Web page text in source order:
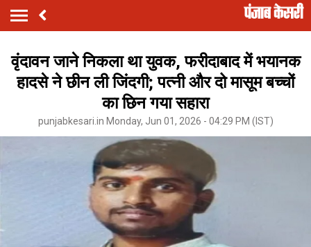
वृंदावन जाने निकला था युवक, फरीदाबाद में भयानक
हादसे ने छीन ली जिंदगी; पत्नी और दो मासूम बच्चों
का छिन गया सहारा
punjabkesari.in Monday, Jun 01, 2026 - 04:29 PM (IST)